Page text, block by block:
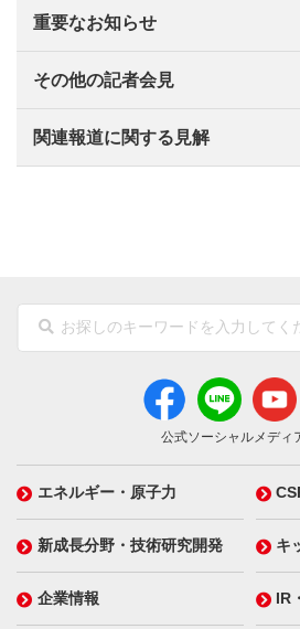
重要なお知らせ
その他の記者会見
関連報道に関する見解
公式ソーシャルメディ
エネルギー・原子力
新成長分野・技術研究開発 キ
企業情報 IR